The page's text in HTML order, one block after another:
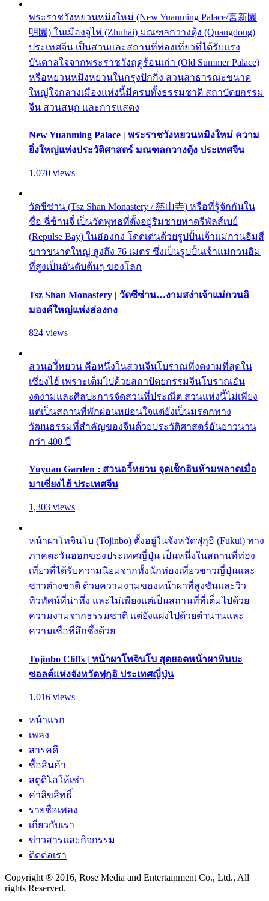
พระราชวังหยวนหมิงใหม่ (New Yuanming Palace/宮新園
明園) ในเมืองจูไห่ (Zhuhai) มณฑลกวางตุ้ง (Quangdong)
ประเทศจีน เป็นสวนและสถานที่ท่องเที่ยวที่ได้รับแรง
บันดาลใจจากพระราชวังฤดูร้อนเก่า (Old Summer Palace)
หรือหยวนหมิงหยวนในกรุงปักกิ่ง สวนสาธารณะขนาด
ใหญ่ใจกลางเมืองแห่งนี้มีครบทั้งธรรมชาติ สถาปัตยกรรม
จีน สวนสนุก และการแสดง
New Yuanming Palace | พระราชวังหยวนหมิงใหม่ ความ
ยิ่งใหญ่แห่งประวัติศาสตร์ มณฑลกวางตุ้ง ประเทศจีน
1,070 views
วัดซีซ่าน (Tsz Shan Monastery / 慈山寺) หรือที่รู้จักกันใน
ชื่อ ฉี่ซ้านจี๋ เป็นวัดพุทธที่ตั้งอยู่ริมชายหาดรีพัลส์เบย์
(Repulse Bay) ในฮ่องกง โดดเด่นด้วยรูปปั้นเจ้าแม่กวนอิมสี
ขาวขนาดใหญ่ สูงถึง 76 เมตร ซึ่งเป็นรูปปั้นเจ้าแม่กวนอิม
ที่สูงเป็นอันดับต้นๆ ของโลก
Tsz Shan Monastery | วัดซีซ่าน…งามสง่าเจ้าแม่กวนอิ
มองค์ใหญ่แห่งฮ่องกง
824 views
สวนอวี้หยวน คือหนึ่งในสวนจีนโบราณที่งดงามที่สุดใน
เซี่ยงไฮ้ เพราะเต็มไปด้วยสถาปัตยกรรมจีนโบราณอัน
งดงามและศิลปะการจัดสวนที่ประณีต สวนแห่งนี้ไม่เพียง
แต่เป็นสถานที่พักผ่อนหย่อนใจแต่ยังเป็นมรดกทาง
วัฒนธรรมที่สำคัญของจีนด้วยประวัติศาสตร์อันยาวนาน
กว่า 400 ปี
Yuyuan Garden : สวนอวี้หยวน จุดเช็กอินห้ามพลาดเมื่อ
มาเซี่ยงไฮ้ ประเทศจีน
1,303 views
หน้าผาโทจินโบ (Tojinbo) ตั้งอยู่ในจังหวัดฟุกุอิ (Fukui) ทาง
ภาคตะวันออกของประเทศญี่ปุ่น เป็นหนึ่งในสถานที่ท่อง
เที่ยวที่ได้รับความนิยมจากทั้งนักท่องเที่ยวชาวญี่ปุ่นและ
ชาวต่างชาติ ด้วยความงามของหน้าผาที่สูงชันและวิว
ทิวทัศน์ที่น่าทึ่ง และไม่เพียงแต่เป็นสถานที่ที่เต็มไปด้วย
ความงามจากธรรมชาติ แต่ยังแฝงไปด้วยตำนานและ
ความเชื่อที่ลึกซึ้งด้วย
Tojinbo Cliffs | หน้าผาโทจินโบ สุดยอดหน้าผาหินบะ
ซอลต์แห่งจังหวัดฟุกุอิ ประเทศญี่ปุ่น
1,016 views
หน้าแรก
เพลง
สารคดี
ซื้อสินค้า
สตูดิโอให้เช่า
ค่าลิขสิทธิ์
รายชื่อเพลง
เกี่ยวกับเรา
ข่าวสารและกิจกรรม
ติดต่อเรา
Copyright ® 2016, Rose Media and Entertainment Co., Ltd., All
rights Reserved.